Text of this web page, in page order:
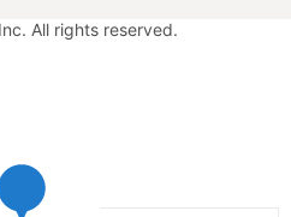
All rights reserved.